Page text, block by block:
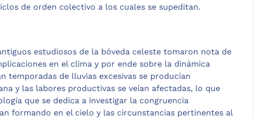
de orden colectivo a los cuales se supeditan.
estudiosos de la bóveda celeste tomaron nota de
en el clima y por ende sobre la dinámica
temporadas de lluvias excesivas se producían
y las labores productivas se veían afectadas, lo que
que se dedica a investigar la congruencia
formando en el cielo y las circunstancias pertinentes al